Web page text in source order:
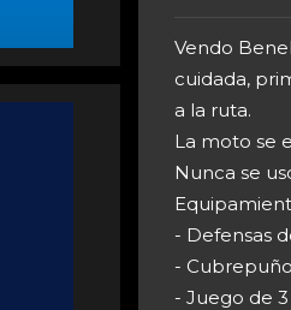
Vendo
cuidada,
a la ruta.
La moto se
Nunca se
- Defensas
-
- Juego de